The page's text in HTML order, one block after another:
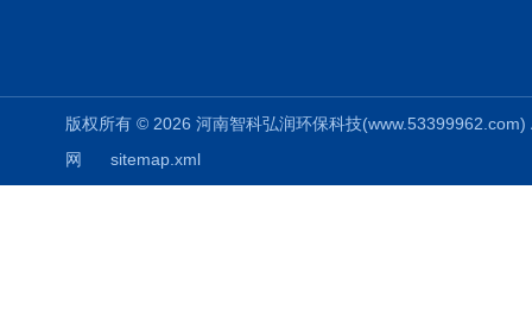
版权所有 © 2026 河南智科弘润环保科技
网
sitemap.xml